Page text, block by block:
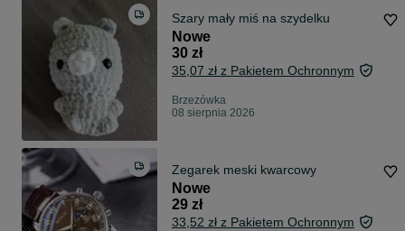
Szary mały miś na szydelku
Nowe
30 zł
35,07 zł z Pakietem Ochronnym
Brzezówka
08 sierpnia 2026
Zegarek meski kwarcowy
Nowe
29 zł
33,52 zł z Pakietem Ochronnym